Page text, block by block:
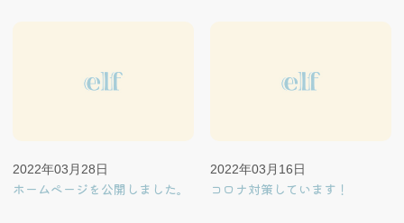
2022年03月28日
ホームページを公開しました。
2022年03月16日
コロナ対策しています！